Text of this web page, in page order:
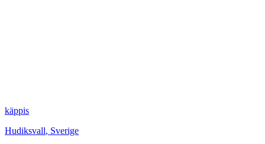
käppis
Hudiksvall, Sverige